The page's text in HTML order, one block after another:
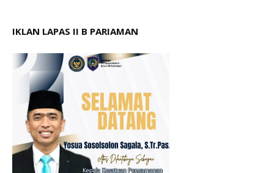
IKLAN LAPAS II B PARIAMAN